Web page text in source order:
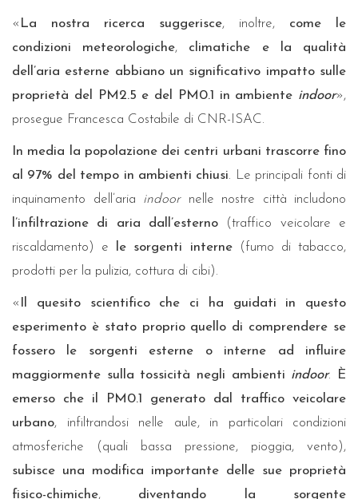
« La nostra ricerca suggerisce, inoltre, come le
condizioni meteorologiche, climatiche e la qualità
dell’aria esterne abbiano un significativo impatto sulle
proprietà del PM2.5 e del PM0.1 in ambiente indoor»,
prosegue Francesca Costabile di CNR-ISAC.
In media la popolazione dei centri urbani trascorre fino
al 97% del tempo in ambienti chiusi. Le principali fonti di
inquinamento dell’aria indoornelle nostre città includono
l’infiltrazione di aria dall’esterno (traffico veicolare e
riscaldamento) e
le sorgenti interne(fumo di tabacco,
prodotti per la pulizia, cottura di cibi).
«
Il quesito scientifico che ci ha guidati in questo
esperimento è stato proprio quello di comprendere se
fossero le sorgenti esterne o interne ad influire
maggiormente sulla tossicità negli ambienti indoor.
È
emerso che il PM0.1 generato dal traffico veicolare
urbano, infiltrandosi nelle aule, in particolari condizioni
atmosferiche (quali bassa pressione, pioggia, vento),
subisce una modifica importante delle sue proprietà
fisico-chimiche, diventando la sorgente